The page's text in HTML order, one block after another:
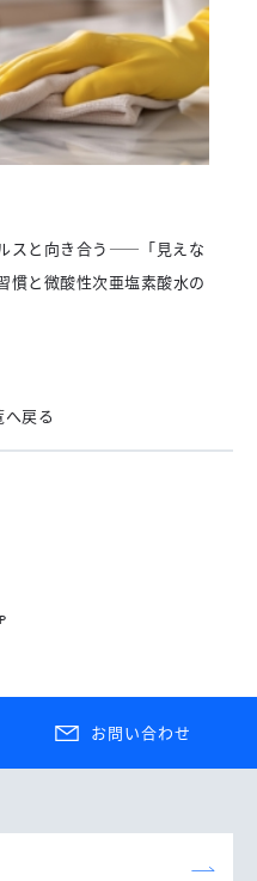
スと向き合う――「見えな
慣と微酸性次亜塩素酸水の
戻る
お問い合わせ